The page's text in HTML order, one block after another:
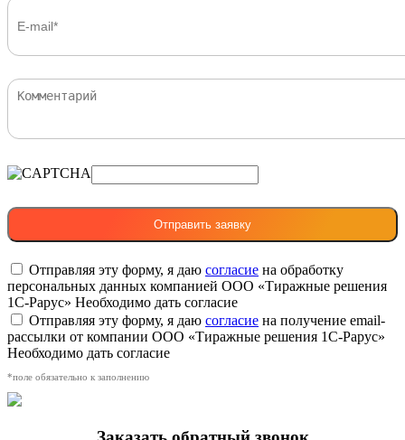
Отправляя эту форму, я даю согласие на обработку
персональных данных компанией ООО «Тиражные решения
1С-Рарус» Необходимо дать согласие
Отправляя эту форму, я даю согласие на получение email-
рассылки от компании ООО «Тиражные решения 1С-Рарус»
Необходимо дать согласие
*поле обязательно к заполнению